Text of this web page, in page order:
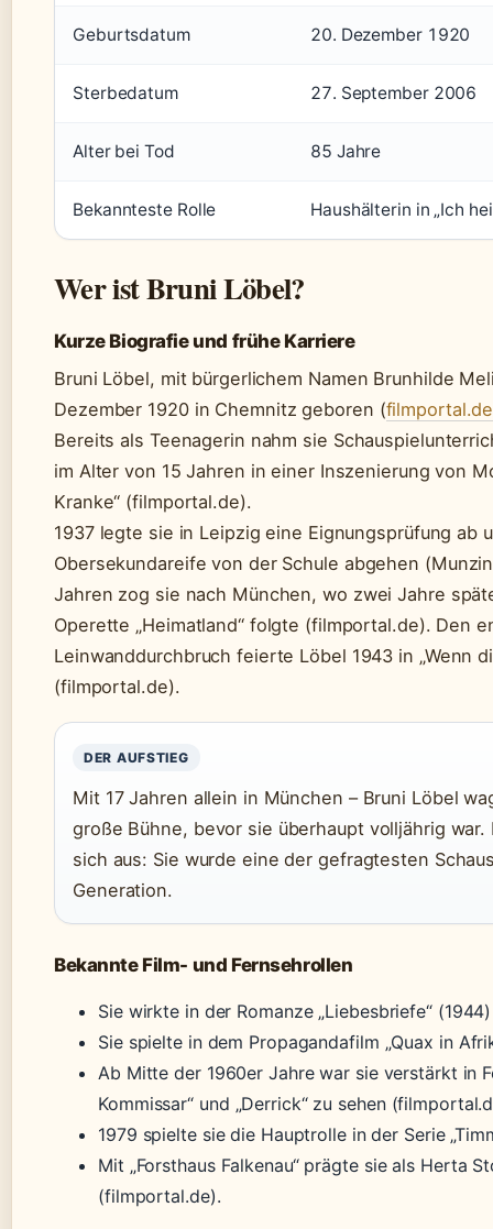
Geburtsdatum 20. Dezember 1920
Sterbedatum 27. September 2006
Alter bei Tod 85 Jahre
Bekannteste Rolle Haushälterin in „Ich
Wer ist Bruni Löbel?
Kurze Biografie und frühe Karriere
Bruni Löbel, mit bürgerlichem Namen Brunhilde
Dezember 1920 in Chemnitz geboren (
Bereits als Teenagerin nahm sie
im Alter von 15 Jahren in einer Inszenierung von
Kranke“ (filmportal.de).
1937 legte sie in Leipzig eine Eignungsprüfung ab
Obersekundareife von der Schule abgehen
Jahren zog sie nach München, wo zwei Jahre
Operette „Heimatland“ folgte (filmportal.de). Den
Leinwanddurchbruch feierte Löbel 1943 in „Wenn
(filmportal.de).
DER AUFSTIEG
Mit 17 Jahren allein in München – Bruni Löbel
große Bühne, bevor sie überhaupt volljährig
sich aus: Sie wurde eine der gefragtesten
Generation.
Bekannte Film- und Fernsehrollen
Sie wirkte in der Romanze „Liebesbriefe“
Sie spielte in dem Propagandafilm „Quax in
Ab Mitte der 1960er Jahre war sie verstärkt in
Kommissar“ und „Derrick“ zu sehen
1979 spielte sie die Hauptrolle in der Serie
Mit „Forsthaus Falkenau“ prägte sie als Herta
(filmportal.de).